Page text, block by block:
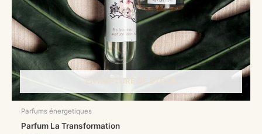
EN RUPTURE DE STOCK
Parfums énergetiques
Parfum La Transformation